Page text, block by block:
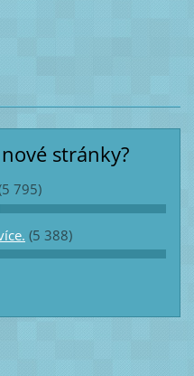
stránky?
795)
(5 388)